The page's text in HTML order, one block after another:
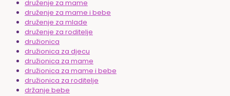
druženje za mame
druženje za mame i bebe
druženje za mlade
druženje za roditelje
družionica
družionica za djecu
družionica za mame
družionica za mame i bebe
družionica za roditelje
držanje bebe